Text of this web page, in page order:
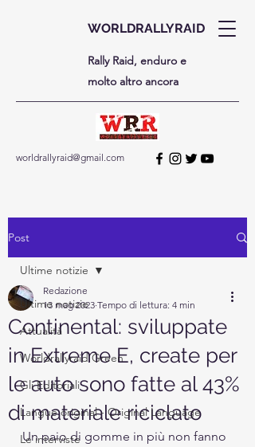
WORLDRALLYRAID
Rally Raid, enduro e
molto altro ancora
worldrallyraid@gmail.com
Post
Ultime notizie
Attualità
Worldrallyraid Green
Gli Editoriali
Langue original - Original Language
Le interviste
Ultime notizie
Continental: sviluppate
in Extreme E, create per
le auto sono fatte al 43%
di materiale riciclato
Redazione
13 mag 2023 Tempo di lettura: 4 min
Un paio di gomme in più non fanno